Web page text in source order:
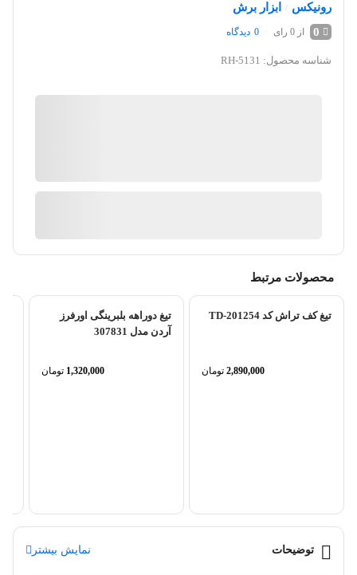
رونیکس /
ابزار برش
0
از 0 رای 0 دیدگاه
شناسه محصول: RH-5131
محصولات مرتبط
تیغ کف تراش کد TD-201254
2,890,000 تومان
تیغ دوراهه بلبرینگی اورفرز
آردن مدل 307831
1,320,000 تومان
توضیحات نمایش بیشتر